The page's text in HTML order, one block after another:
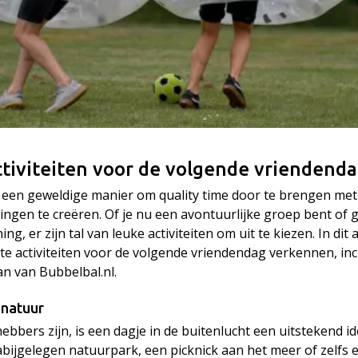
voor de volgende
geweldige manier om quality time door te brengen
te creëren. Of je nu een avontuurlijke groep bent of
er zijn tal van leuke activiteiten om uit te kiezen. In dit
activiteiten voor de volgende vriendendag verkennen,
van Bubbelbal.nl.
zijn, is een dagje in de buitenlucht een uitstekend
natuurpark, een picknick aan het meer of zelfs